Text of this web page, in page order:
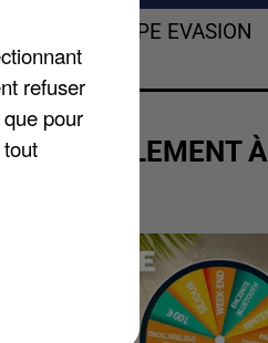
L'HOROSCOPE EVASION
ACTUELLEMENT À
refuser
pour